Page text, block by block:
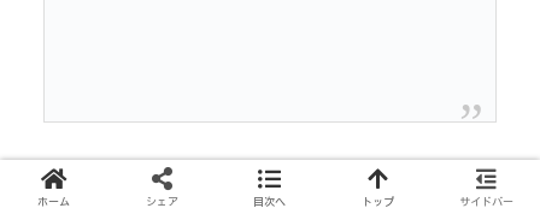
課金が発生する際 大手キャリア決済できる クレジ
ホーム シェア 目次へ トップ サイドバー